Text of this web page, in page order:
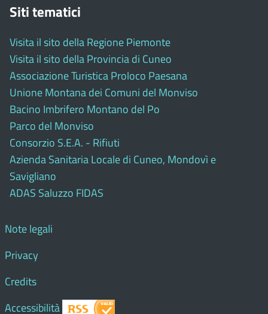
Siti tematici
Visita il sito della Regione Piemonte
Visita il sito della Provincia di Cuneo
Associazione Turistica Proloco Paesana
Unione Montana dei Comuni del Monviso
Bacino Imbrifero Montano del Po
Parco del Monviso
Consorzio S.E.A. - Rifiuti
Azienda Sanitaria Locale di Cuneo, Mondovì e
Savigliano
ADAS Saluzzo FIDAS
Note legali
Privacy
Credits
Accessibilità